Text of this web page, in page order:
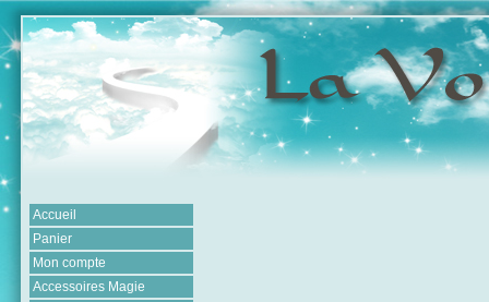
Accueil
Panier
Mon compte
Accessoires Magie